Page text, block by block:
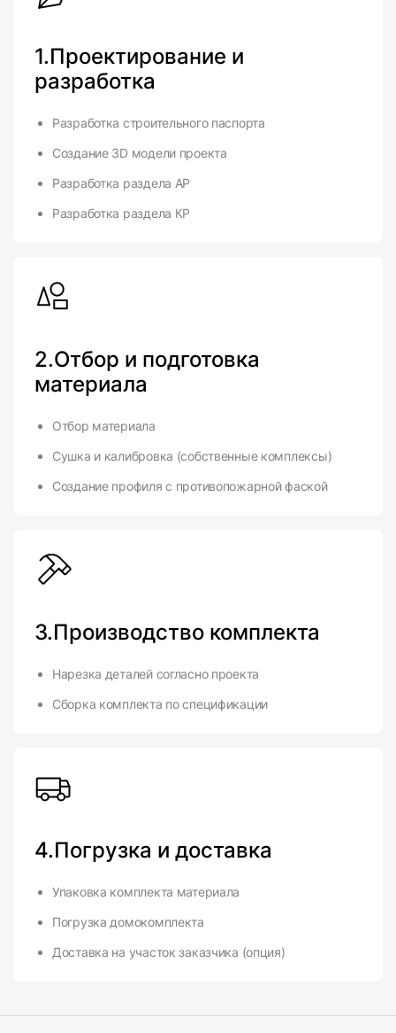
1.Проектирование и
разработка
Разработка строительного паспорта
Создание 3D модели проекта
Разработка раздела АР
Разработка раздела КР
2.Отбор и подготовка
материала
Отбор материала
Сушка и калибровка (собственные комплексы)
Создание профиля с противопожарной фаской
3.Производство комплекта
Нарезка деталей согласно проекта
Сборка комплекта по спецификации
4.Погрузка и доставка
Упаковка комплекта материала
Погрузка домокомплекта
Доставка на участок заказчика (опция)